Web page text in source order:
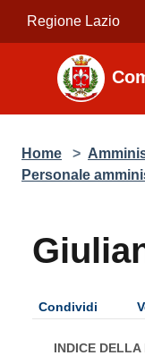
Regione Lazio
Home >
Personale
Condividi
INDICE DELLA